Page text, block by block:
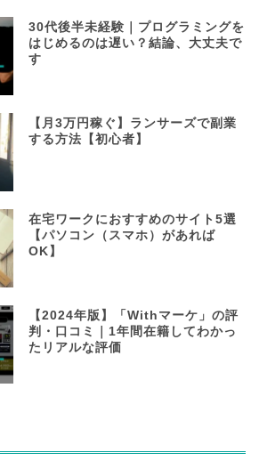
30代後半未経験｜プログラミングを
はじめるのは遅い？結論、大丈夫で
す
【月3万円稼ぐ】ランサーズで副業
する方法【初心者】
在宅ワークにおすすめのサイト5選
【パソコン（スマホ）があれば
OK】
【2024年版】「Withマーケ」の評
判・口コミ｜1年間在籍してわかっ
たリアルな評価